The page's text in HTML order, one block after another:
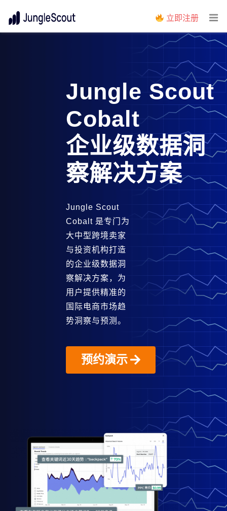
立即注册
Jungle Scout
Cobalt
企业级数据洞
察解决方案
Jungle Scout
Cobalt 是专门为
大中型跨境卖家
与投资机构打造
的企业级数据洞
察解决方案，为
用户提供精准的
国际电商市场趋
势洞察与预测。
预约演示